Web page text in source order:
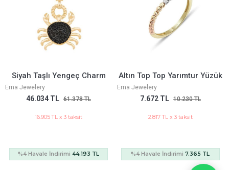
Altın Top Top Yarımtur Yüzük
Ema Jewelery
7.672 TL 10.230 TL
2.817 TL x 3 taksit
%4 Havale İndirimi7.365 TL
9 Mm Z Kalemli Gurmet
Ema Jewelery
209.245 TL 278.993 TL
76.842 TL x 3 taksit
%4 Havale 200.875